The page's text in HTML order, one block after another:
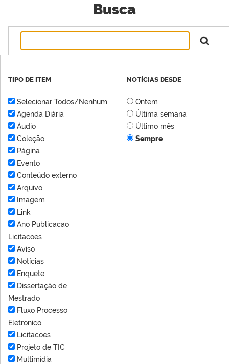
Busca
TIPO DE ITEM
Selecionar Todos/Nenhum
Agenda Diária
Áudio
Coleção
Página
Evento
Conteúdo externo
Arquivo
Imagem
Link
Ano Publicacao
Licitacoes
Aviso
Notícias
Enquete
Dissertação de
Mestrado
Fluxo Processo
Eletronico
Licitacoes
Projeto de TIC
Multimídia
NOTÍCIAS DESDE
Ontem
Última semana
Último mês
Sempre